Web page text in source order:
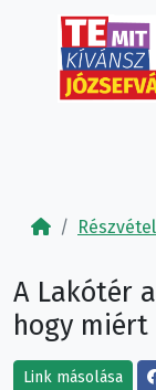
A Lakótér
hogy miért
Link másolása